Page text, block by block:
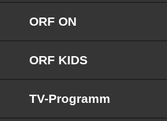
ORF ON
ORF KIDS
TV-Programm